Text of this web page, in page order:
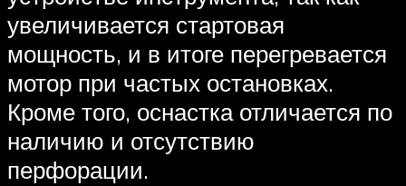
увеличивается стартовая
мощность, и в итоге перегревается
мотор при частых остановках.
Кроме того, оснастка отличается по
наличию и отсутствию
перфорации.